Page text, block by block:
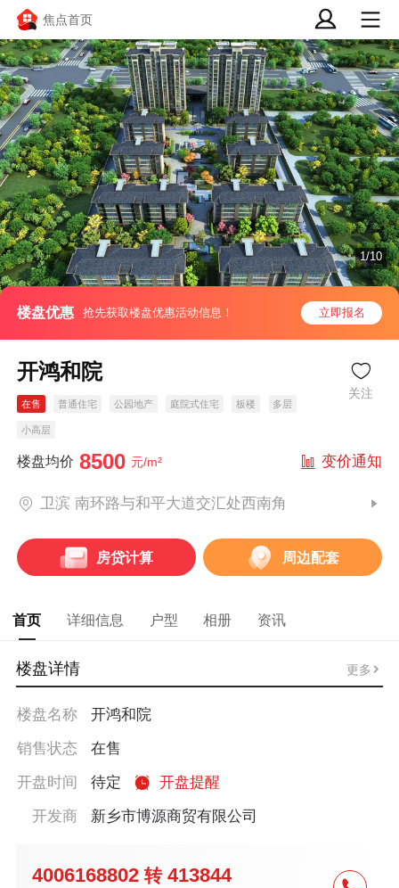
焦点首页
楼盘优惠 抢先获取楼盘优惠活动信息！ 立即报名
1/10
开鸿和院
在售 普通住宅 公园地产 庭院式住宅 板楼 多层
小高层
楼盘均价 8500 元/m² 变价通知
卫滨 南环路与和平大道交汇处西南角
房贷计算 周边配套
关注
首页 详细信息 户型 相册 资讯
楼盘详情 更多
楼盘名称
开鸿和院
销售状态
在售
开盘时间
待定
开盘提醒
开发商
新乡市博源商贸有限公司
4006168802 转 413844